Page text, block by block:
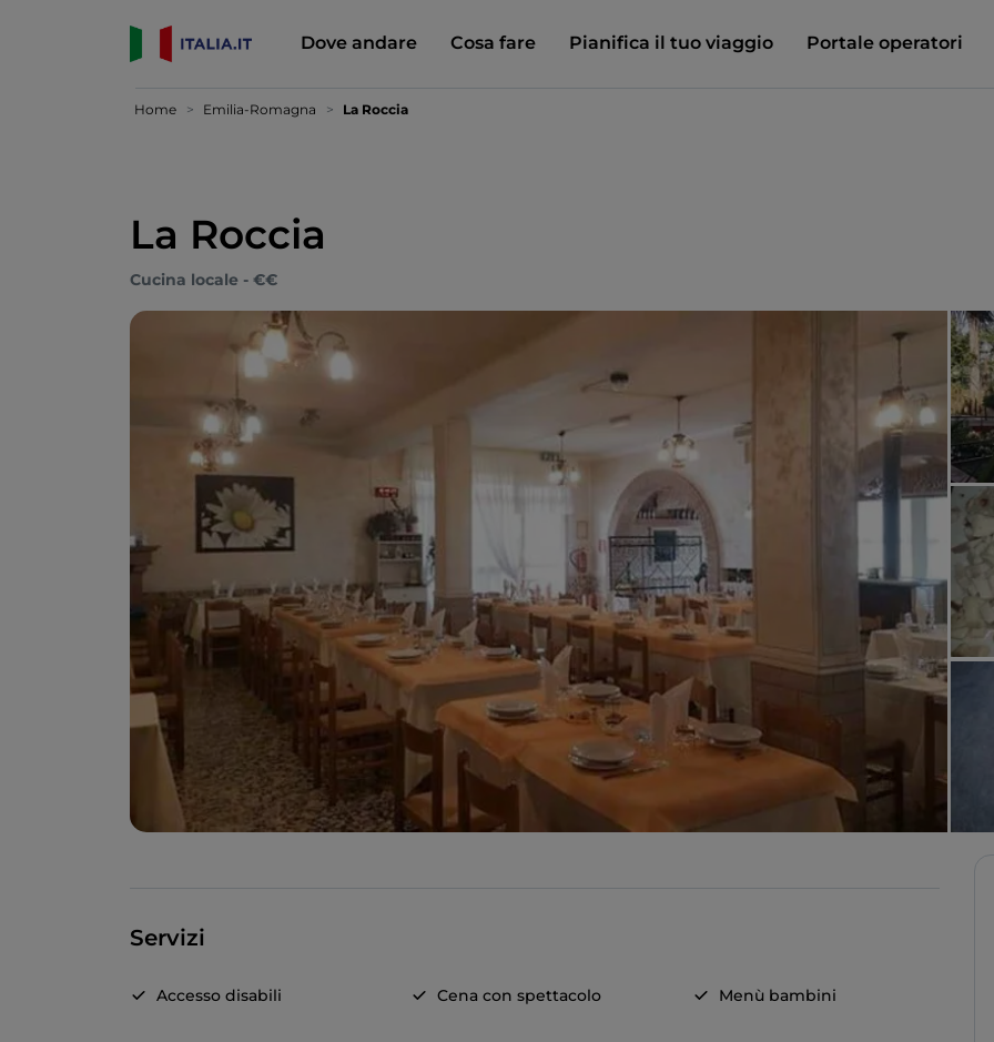
Dove andare Cosa fare Pianifica il tuo viaggio Portale operatori
Home Emilia-Romagna La Roccia
La Roccia
Cucina locale - €€
Servizi
Accesso disabili Cena con spettacolo Menù bambini